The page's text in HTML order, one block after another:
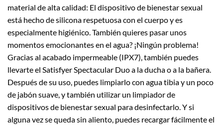
material de alta calidad: El dispositivo de bienestar sexual
está hecho de silicona respetuosa con el cuerpo y es
especialmente higiénico. También quieres pasar unos
momentos emocionantes en el agua? ¡Ningún problema!
Gracias al acabado impermeable (IPX7), también puedes
llevarte el Satisfyer Spectacular Duo a la ducha o a la bañera.
Después de su uso, puedes limpiarlo con agua tibia y un poco
de jabón suave, y también utilizar un limpiador de
dispositivos de bienestar sexual para desinfectarlo. Y si
alguna vez se queda sin aliento, puedes recargar fácilmente el